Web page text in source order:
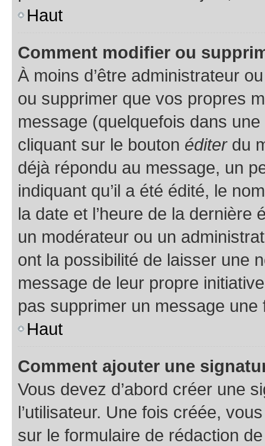
Haut
Comment modifier ou
À moins d’être administrateur
ou supprimer que vos propres
message (quelquefois dans
cliquant sur le bouton éditerdu
déjà répondu au message, un
indiquant qu’il a été édité, le
la date et l’heure de la dernière
un modérateur ou un
ont la possibilité de laisser une
message de leur propre
pas supprimer un message une
Haut
Comment ajouter une
Vous devez d’abord créer une
l’utilisateur. Une fois créée,
sur le formulaire de rédaction